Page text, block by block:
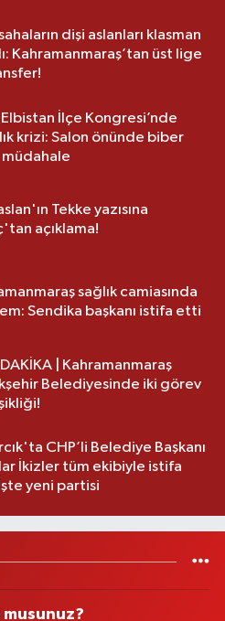
dişi aslanları klasman
Kahramanmaraş’tan üst lige
İlçe Kongresi’nde
krizi: Salon önünde biber
müdahale
Tekke yazısına
açıklama!
sağlık camiasında
Sendika başkanı istifa etti
| Kahramanmaraş
Belediyesinde iki görev
CHP’li Belediye Başkanı
İkizler tüm ekibiyle istifa
yeni partisi
musunuz?